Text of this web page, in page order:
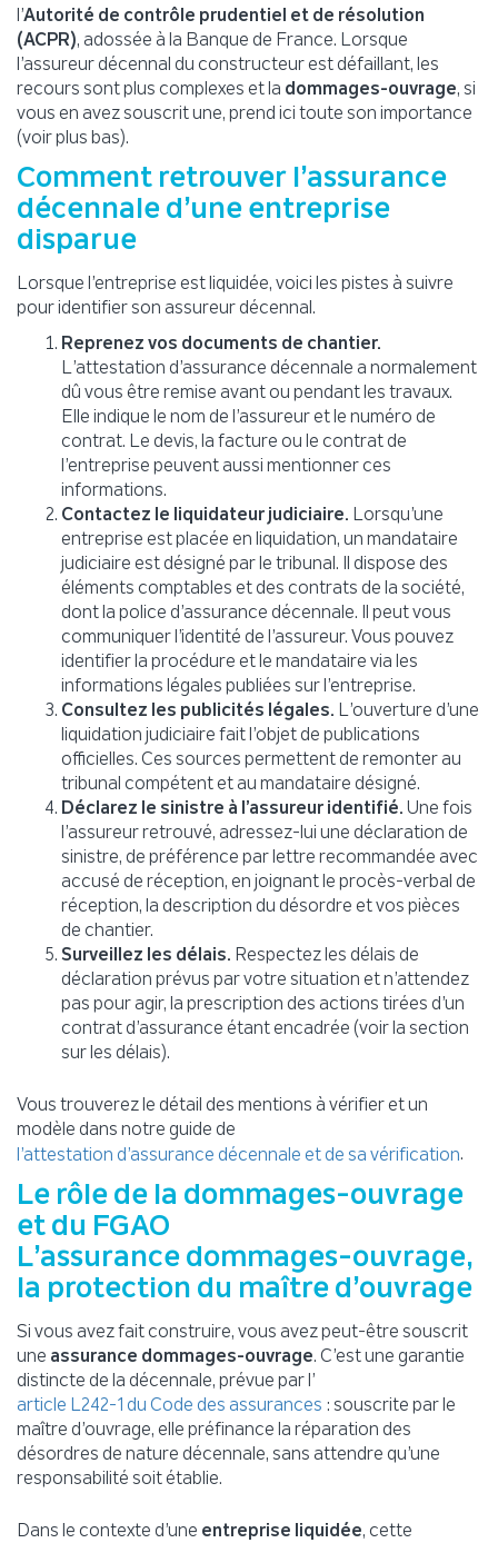
l’Autorité de contrôle prudentiel et de résolution
(ACPR), adossée à la Banque de France. Lorsque
l’assureur décennal du constructeur est défaillant, les
recours sont plus complexes et la dommages-ouvrage, si
vous en avez souscrit une, prend ici toute son importance
(voir plus bas).
Comment retrouver l’assurance
décennale d’une entreprise
disparue
Lorsque l’entreprise est liquidée, voici les pistes à suivre
pour identifier son assureur décennal.
Reprenez vos documents de chantier.
L’attestation d’assurance décennale a normalement
dû vous être remise avant ou pendant les travaux.
Elle indique le nom de l’assureur et le numéro de
contrat. Le devis, la facture ou le contrat de
l’entreprise peuvent aussi mentionner ces
informations.
Contactez le liquidateur judiciaire. Lorsqu’une
entreprise est placée en liquidation, un mandataire
judiciaire est désigné par le tribunal. Il dispose des
éléments comptables et des contrats de la société,
dont la police d’assurance décennale. Il peut vous
communiquer l’identité de l’assureur. Vous pouvez
identifier la procédure et le mandataire via les
informations légales publiées sur l’entreprise.
Consultez les publicités légales. L’ouverture d’une
liquidation judiciaire fait l’objet de publications
officielles. Ces sources permettent de remonter au
tribunal compétent et au mandataire désigné.
Déclarez le sinistre à l’assureur identifié. Une fois
l’assureur retrouvé, adressez-lui une déclaration de
sinistre, de préférence par lettre recommandée avec
accusé de réception, en joignant le procès-verbal de
réception, la description du désordre et vos pièces
de chantier.
Surveillez les délais. Respectez les délais de
déclaration prévus par votre situation et n’attendez
pas pour agir, la prescription des actions tirées d’un
contrat d’assurance étant encadrée (voir la section
sur les délais).
Vous trouverez le détail des mentions à vérifier et un
modèle dans notre guide de
l’attestation d’assurance décennale et de sa vérification.
Le rôle de la dommages-ouvrage
et du FGAO
L’assurance dommages-ouvrage,
la protection du maître d’ouvrage
Si vous avez fait construire, vous avez peut-être souscrit
une assurance dommages-ouvrage. C’est une garantie
distincte de la décennale, prévue par l’
article L242-1 du Code des assurances : souscrite par le
maître d’ouvrage, elle préfinance la réparation des
désordres de nature décennale, sans attendre qu’une
responsabilité soit établie.
Dans le contexte d’une entreprise liquidée, cette